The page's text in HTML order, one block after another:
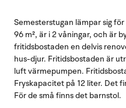
Semesterstugan lämpar sig
96 m², är i 2 våningar, och är
fritidsbostaden en delvis
hus-djur. Fritidsbostaden är
luft värmepumpen.
Fryskapacitet på 12 liter. Det
För de små finns det barnstol.